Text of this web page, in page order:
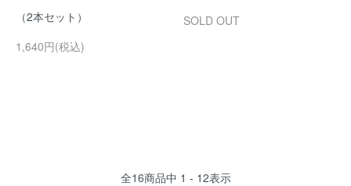
（2本セット）
1,640円(税込)
SOLD OUT
全16商品中 1 - 12表示